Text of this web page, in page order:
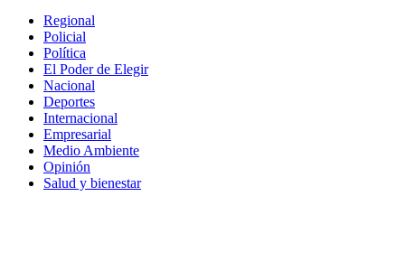
Regional
Policial
Política
El Poder de Elegir
Nacional
Deportes
Internacional
Empresarial
Medio Ambiente
Opinión
Salud y bienestar